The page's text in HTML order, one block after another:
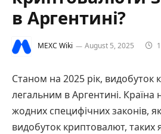
в Аргентині?
MEXC Wiki August 5, 2025
Станом на 2025 рік, видобуток
легальним в Аргентині. Країна
жодних специфічних законів,
видобуток криптовалют, таких